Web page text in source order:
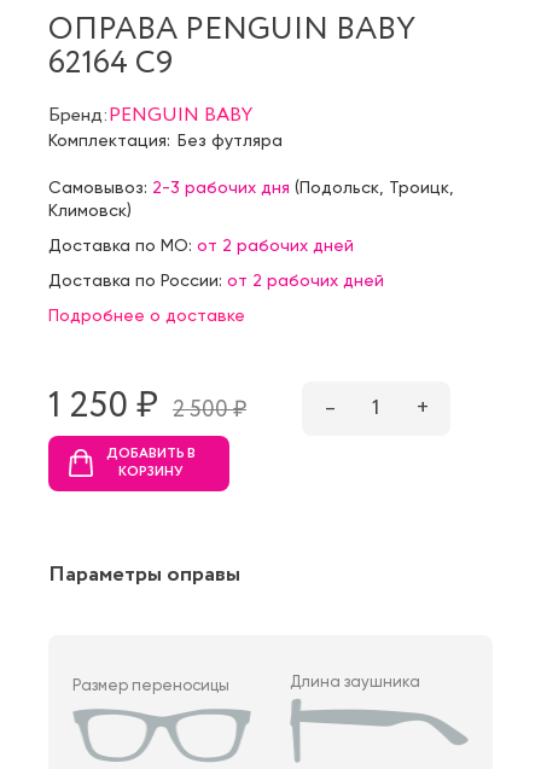
ОПРАВА PENGUIN BABY
62164 C9
Бренд:PENGUIN BABY
Комплектация: Без футляра
Самовывоз: 2-3 рабочих дня (Подольск Троицк
Климовск)
Доставка по МО: от 2 рабочих дней
Доставка по России: от 2 рабочих дней
Подробнее о доставке
1 250 ₷ 2 500 ₷ – 1 +
ДОБАВИТЬ В
КОРЗИНУ
Параметры оправы
Размер переносицы Длина заушника